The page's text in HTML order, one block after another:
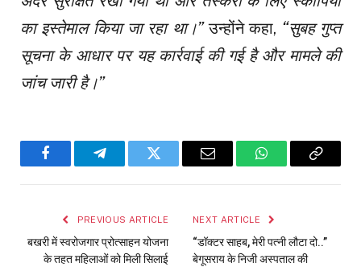
का इस्तेमाल किया जा रहा था।”उन्होंने कहा, “सुबह गुप्त
सूचना के आधार पर यह कार्रवाई की गई है और मामले की
जांच जारी है।”
FacebookTelegramTwitter Email WhatsAppCopy
PREVIOUS ARTICLE
बखरी में स्वरोजगार प्रोत्साहन योजना
के तहत महिलाओं को मिली सिलाई
NEXT ARTICLE
“डॉक्टर साहब, मेरी पत्नी लौटा दो..”
बेगूसराय के निजी अस्पताल की